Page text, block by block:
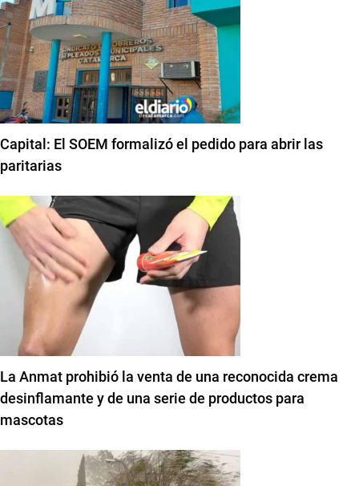
Capital: El SOEM formalizó el pedido para abrir las
paritarias
La Anmat prohibió la venta de una reconocida crema
desinflamante y de una serie de productos para
mascotas